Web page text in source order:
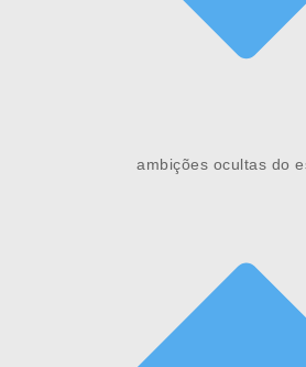
ambições ocultas do